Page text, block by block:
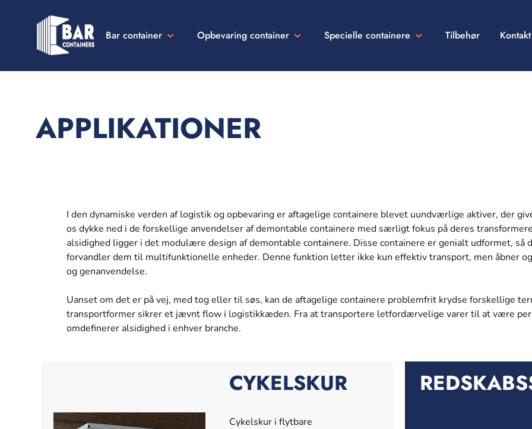
Bar container Opbevaring container Specielle containere Tilbehør Kontakt
APPLIKATIONER
I den dynamiske verden af logistik og opbevaring er aftagelige containere blevet uundværlige aktiver, der
os dykke ned i de forskellige anvendelser af demontable containere med særligt fokus på deres
alsidighed ligger i det modulære design af demontable containere. Disse containere er genialt udformet, så
forvandler dem til multifunktionelle enheder. Denne funktion letter ikke kun effektiv transport, men åbner
og genanvendelse.
Uanset om det er på vej, med tog eller til søs, kan de aftagelige containere problemfrit krydse forskellige
transportformer sikrer et jævnt flow i logistikkæden. Fra at transportere letfordærvelige varer til at være
omdefinerer alsidighed i enhver branche.
CYKELSKUR
Cykelskur i flytbare